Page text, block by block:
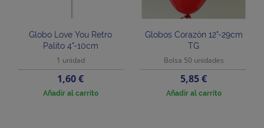
Globo Love You Retro
Palito 4"-10cm
1 unidad
Precio
1,60 €
Añadir al carrito
Globos Corazón 12"-29cm
TG
Bolsa 50 unidades
Precio
5,85 €
Añadir al carrito